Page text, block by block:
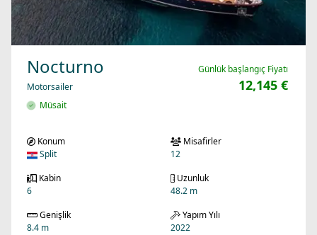
Nocturno
Motorsailer
Müsait
Günlük başlangıç Fiyatı
12,145 €
Konum
Split
Misafirler
12
Kabin
6
Uzunluk
48.2 m
Genişlik
8.4 m
Yapım Yılı
2022